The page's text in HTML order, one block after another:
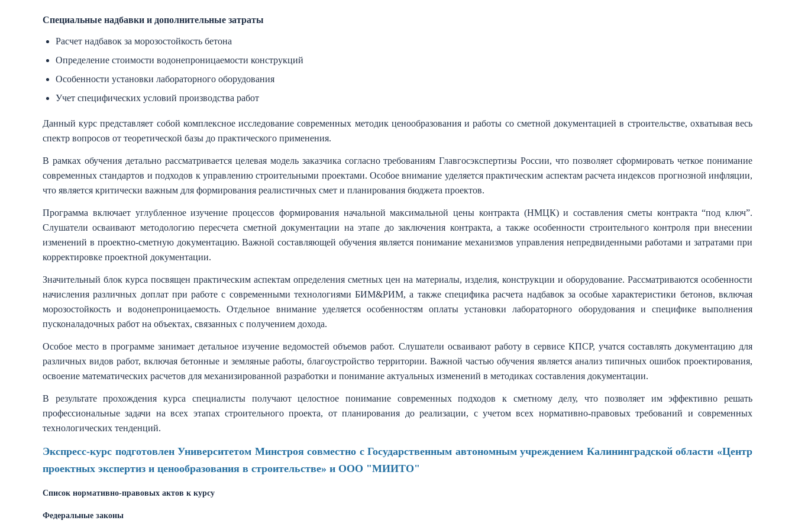
Специальные надбавки и дополнительные затраты
Расчет надбавок за морозостойкость бетона
Определение стоимости водонепроницаемости конструкций
Особенности установки лабораторного оборудования
Учет специфических условий производства работ
Данный курс представляет собой комплексное исследование современных методик ценообразования и работы со сметной документацией в строительстве, охватывая весь
спектр вопросов от теоретической базы до практического применения.
В рамках обучения детально рассматривается целевая модель заказчика согласно требованиям Главгосэкспертизы России, что позволяет сформировать четкое понимание
современных стандартов и подходов к управлению строительными проектами. Особое внимание уделяется практическим аспектам расчета индексов прогнозной инфляции,
что является критически важным для формирования реалистичных смет и планирования бюджета проектов.
Программа включает углубленное изучение процессов формирования начальной максимальной цены контракта (НМЦК) и составления сметы контракта “под ключ”.
Слушатели осваивают методологию пересчета сметной документации на этапе до заключения контракта, а также особенности строительного контроля при внесении
изменений в проектно-сметную документацию. Важной составляющей обучения является понимание механизмов управления непредвиденными работами и затратами при
корректировке проектной документации.
Значительный блок курса посвящен практическим аспектам определения сметных цен на материалы, изделия, конструкции и оборудование. Рассматриваются особенности
начисления различных доплат при работе с современными технологиями БИМ&РИМ, а также специфика расчета надбавок за особые характеристики бетонов, включая
морозостойкость и водонепроницаемость. Отдельное внимание уделяется особенностям оплаты установки лабораторного оборудования и специфике выполнения
пусконаладочных работ на объектах, связанных с получением дохода.
Особое место в программе занимает детальное изучение ведомостей объемов работ. Слушатели осваивают работу в сервисе КПСР, учатся составлять документацию для
различных видов работ, включая бетонные и земляные работы, благоустройство территории. Важной частью обучения является анализ типичных ошибок проектирования,
освоение математических расчетов для механизированной разработки и понимание актуальных изменений в методиках составления документации.
В результате прохождения курса специалисты получают целостное понимание современных подходов к сметному делу, что позволяет им эффективно решать
профессиональные задачи на всех этапах строительного проекта, от планирования до реализации, с учетом всех нормативно-правовых требований и современных
технологических тенденций.
Экспресс-курс подготовлен Университетом Минстроя совместно с Государственным автономным учреждением Калининградской области «Центр
проектных экспертиз и ценообразования в строительстве» и ООО "МИИТО"
Список нормативно-правовых актов к курсу
Федеральные законы